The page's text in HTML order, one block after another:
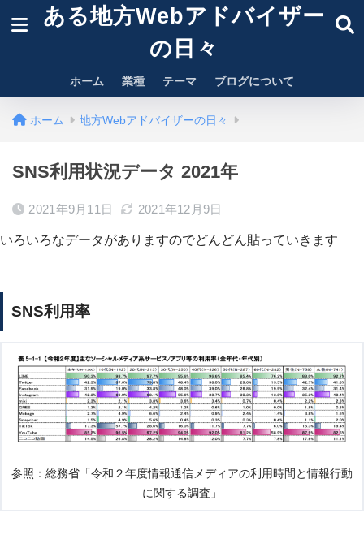
ある地方Webアドバイザー
の日々
ホーム 業種 テーマ ブログについて
ホーム 地方Webアドバイザーの日々
SNS利用状況データ 2021年
2021年9月11日 2021年12月9日
いろいろなデータがありますのでどんどん貼っていきます
SNS利用率
参照：総務省「令和２年度情報通信メディアの利用時間と情報行動
に関する調査」